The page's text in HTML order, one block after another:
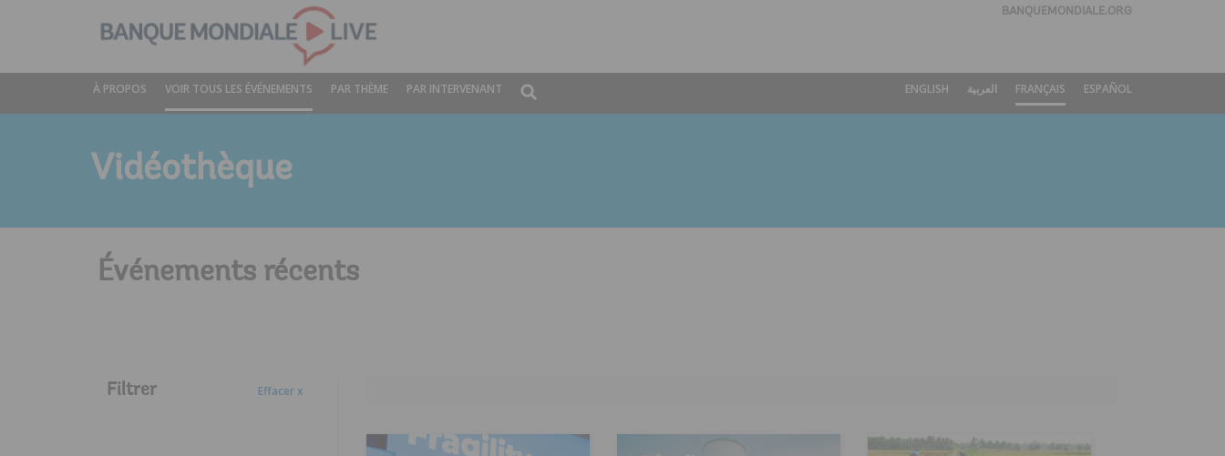
Navigation
Banque
mondiale
BANQUEMONDIALE.ORG
À PROPOS VOIR TOUS LES ÉVÉNEMENTS PAR THÈME PAR INTERVENANT
Global
ENGLISH العربية FRANÇAIS ESPAÑOL
Vidéothèque
Événements récents
Filtrer Effacer x
Forum sur la fragilité 2026 — Sessions en direct